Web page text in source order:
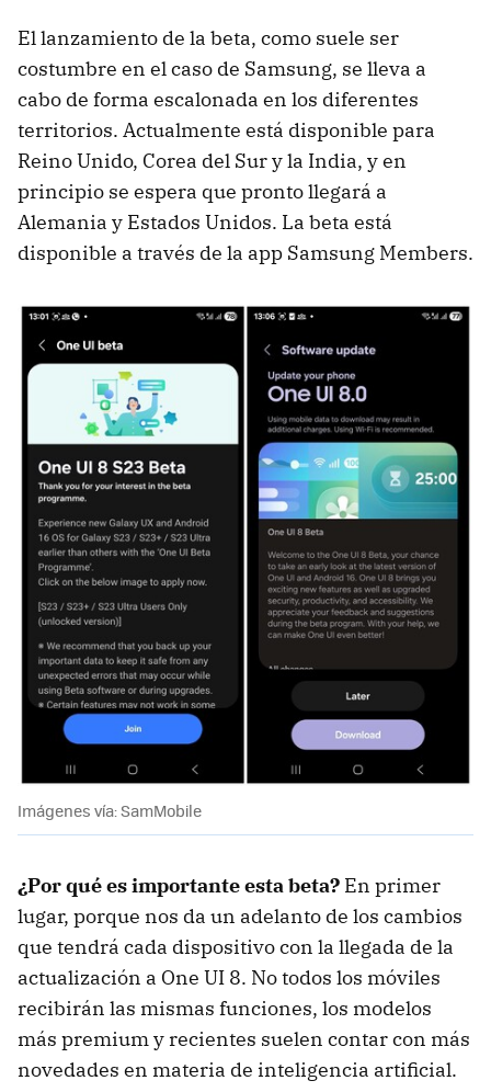
El lanzamiento de la beta, como suele ser
costumbre en el caso de Samsung, se lleva a
cabo de forma escalonada en los diferentes
territorios. Actualmente está disponible para
Reino Unido, Corea del Sur y la India, y en
principio se espera que pronto llegará a
Alemania y Estados Unidos. La beta está
disponible a través de la app Samsung Members.
Imágenes vía: SamMobile
¿Por qué es importante esta beta? En primer
lugar, porque nos da un adelanto de los cambios
que tendrá cada dispositivo con la llegada de la
actualización a One UI 8. No todos los móviles
recibirán las mismas funciones, los modelos
más premium y recientes suelen contar con más
novedades en materia de inteligencia artificial.